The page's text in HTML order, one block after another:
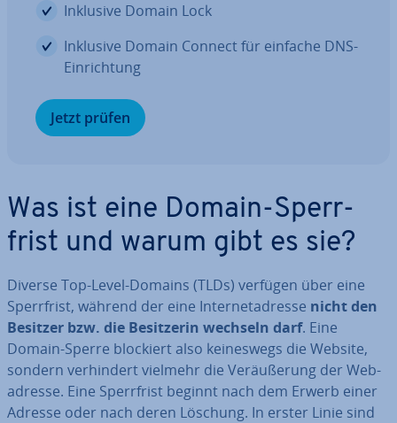
Inklusive Domain Lock
Inklusive Domain Connect für einfache DNS-
Ein­rich­tung
Jetzt prüfen
Was ist eine Domain-Sperr­
frist und warum gibt es sie?
Diverse Top-Level-Domains (TLDs) verfügen über eine
Sperr­frist, während der eine In­ter­net­adres­se nicht den
Besitzer bzw. die Be­sit­ze­rin wechseln darf. Eine
Domain-Sperre blockiert also kei­nes­wegs die Website,
sondern ver­hin­dert vielmehr die Ver­äu­ße­rung der Web­
adres­se. Eine Sperr­frist beginnt nach dem Erwerb einer
Adresse oder nach deren Löschung. In erster Linie sind